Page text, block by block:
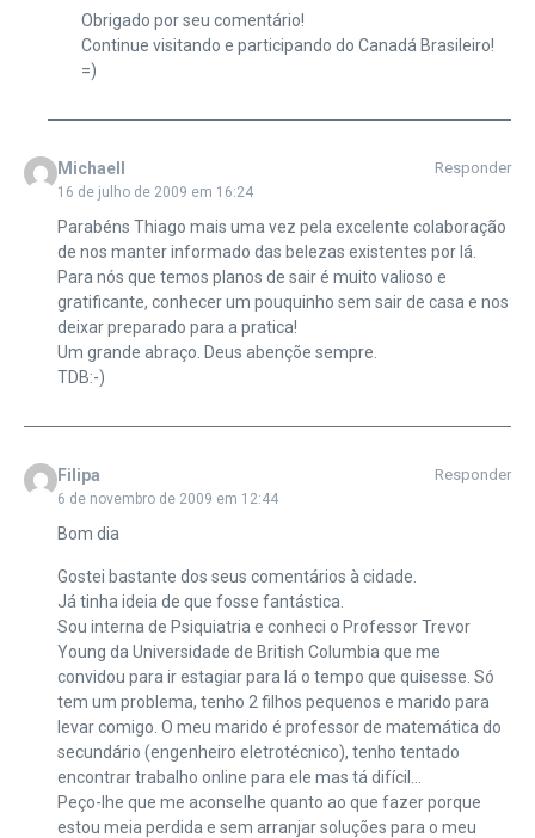
Obrigado por seu comentário!
Continue visitando e participando do Canadá Brasileiro!
=)
Michaell
16 de julho de 2009 em 16:24
Responder
Parabéns Thiago mais uma vez pela excelente colaboração
de nos manter informado das belezas existentes por lá.
Para nós que temos planos de sair é muito valioso e
gratificante, conhecer um pouquinho sem sair de casa e nos
deixar preparado para a pratica!
Um grande abraço. Deus abençõe sempre.
TDB:-)
Filipa
6 de novembro de 2009 em 12:44
Responder
Bom dia
Gostei bastante dos seus comentários à cidade.
Já tinha ideia de que fosse fantástica.
Sou interna de Psiquiatria e conheci o Professor Trevor
Young da Universidade de British Columbia que me
convidou para ir estagiar para lá o tempo que quisesse. Só
tem um problema, tenho 2 filhos pequenos e marido para
levar comigo. O meu marido é professor de matemática do
secundário (engenheiro eletrotécnico), tenho tentado
encontrar trabalho online para ele mas tá difícil…
Peço-lhe que me aconselhe quanto ao que fazer porque
estou meia perdida e sem arranjar soluções para o meu